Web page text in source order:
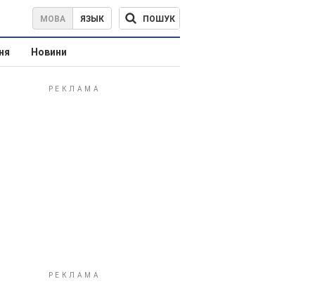
МОВА ЯЗЫК ПОШУК
Новини